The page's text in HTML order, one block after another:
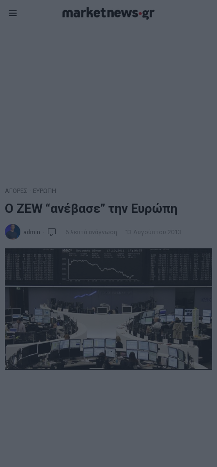
ΑΓΟΡΕΣ ΕΥΡΩΠΗ
Ο ZEW “ανέβασε” την Ευρώπη
admin 6 λεπτά ανάγνωση 13 Αυγούστου 2013